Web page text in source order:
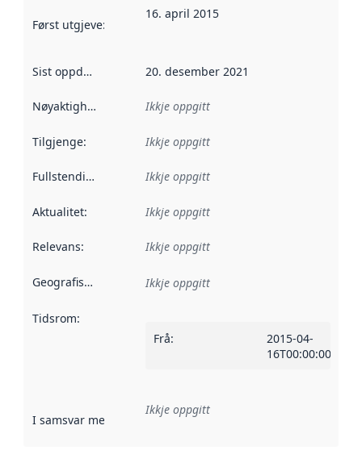
Først utgjeve: Denne datoen seier når dataa i dette
16. april 2015
Sist oppdatert 20. desember 2021
Nøyaktigheit Ikkje oppgitt
Tilgjenge: Ikkje oppgitt
Fullstendigheit Ikkje oppgitt
Aktualitet: Ikkje oppgitt
Relevans: Ikkje oppgitt
Geografisk område Ikkje oppgitt
Tidsrom:
Frå:
2015-04-
16T00:00:00Z
I samsvar med Referanse til ei implementeringsregel eller
Ikkje oppgitt